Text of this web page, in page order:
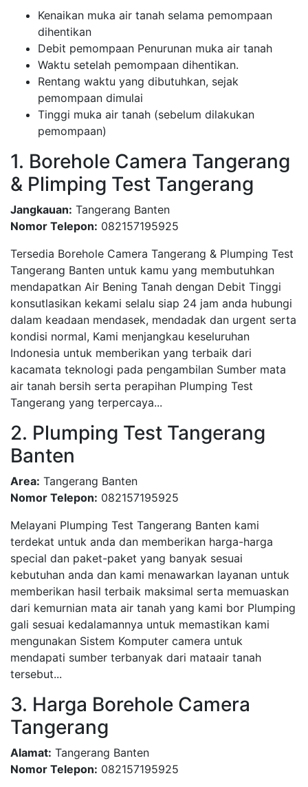
Kenaikan muka air tanah selama pemompaan
dihentikan
Debit pemompaan Penurunan muka air tanah
Waktu setelah pemompaan dihentikan.
Rentang waktu yang dibutuhkan, sejak
pemompaan dimulai
Tinggi muka air tanah (sebelum dilakukan
pemompaan)
1. Borehole Camera Tangerang
& Plimping Test Tangerang
Jangkauan: Tangerang Banten
Nomor Telepon: 082157195925
Tersedia Borehole Camera Tangerang & Plumping Test
Tangerang Banten untuk kamu yang membutuhkan
mendapatkan Air Bening Tanah dengan Debit Tinggi
konsutlasikan kekami selalu siap 24 jam anda hubungi
dalam keadaan mendasek, mendadak dan urgent serta
kondisi normal, Kami menjangkau keseluruhan
Indonesia untuk memberikan yang terbaik dari
kacamata teknologi pada pengambilan Sumber mata
air tanah bersih serta perapihan Plumping Test
Tangerang yang terpercaya...
2. Plumping Test Tangerang
Banten
Area: Tangerang Banten
Nomor Telepon: 082157195925
Melayani Plumping Test Tangerang Banten kami
terdekat untuk anda dan memberikan harga-harga
special dan paket-paket yang banyak sesuai
kebutuhan anda dan kami menawarkan layanan untuk
memberikan hasil terbaik maksimal serta memuaskan
dari kemurnian mata air tanah yang kami bor Plumping
gali sesuai kedalamannya untuk memastikan kami
mengunakan Sistem Komputer camera untuk
mendapati sumber terbanyak dari mataair tanah
tersebut...
3. Harga Borehole Camera
Tangerang
Alamat: Tangerang Banten
Nomor Telepon: 082157195925